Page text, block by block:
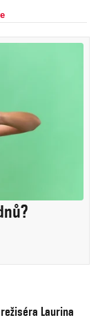
Laurina